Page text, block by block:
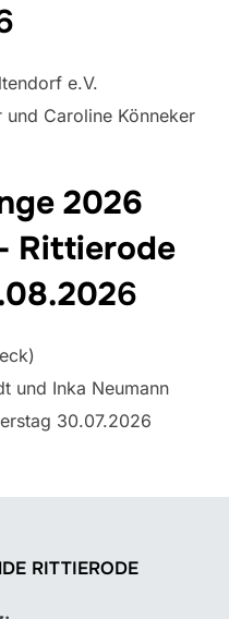
e.V.
und Caroline Könneker
2026
Rittierode
6
und Inka Neumann
30.07.2026
RITTIERODE